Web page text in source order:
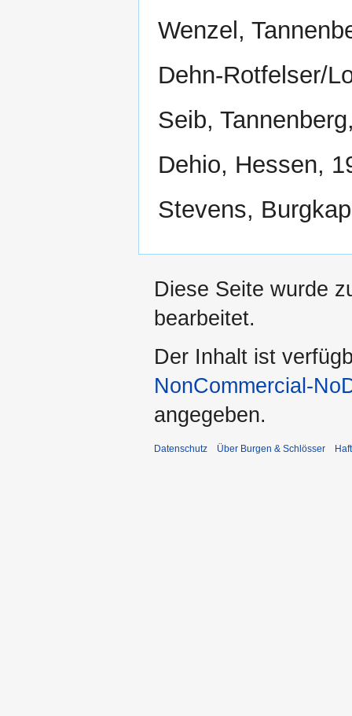
Wenzel,
Dehn-Rotfelser/
Seib,
Dehio, Hessen,
Stevens,
Diese Seite wurde
bearbeitet.
Der Inhalt ist
NonCommercial-
angegeben.
Datenschutz Über Burgen & Schlösser